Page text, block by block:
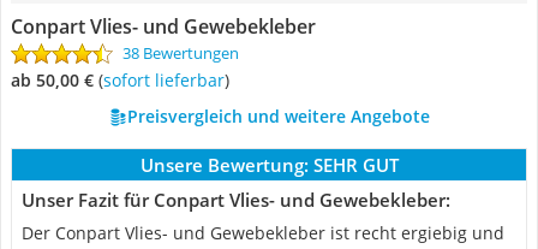
Conpart Vlies- und Gewebekleber
38 Bewertungen
ab 50,00 € ( Sofort lieferbar)
Preisvergleich und weitere Angebote
Unsere Bewertung: SEHR GUT
Unser Fazit für Conpart Vlies- und Gewebekleber:
Der Conpart Vlies- und Gewebekleber ist recht ergiebig und